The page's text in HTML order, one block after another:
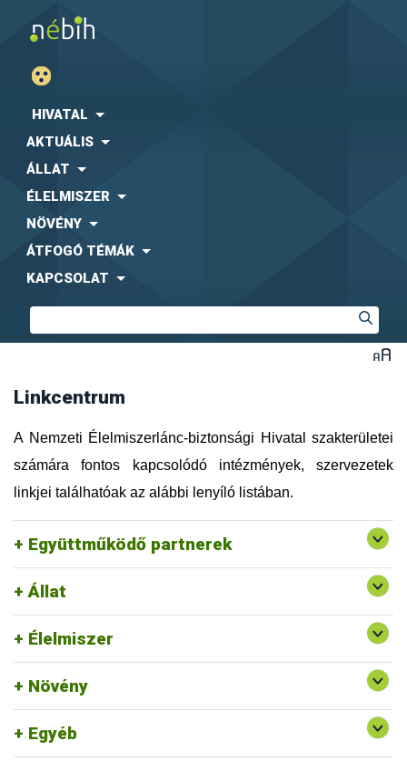
HIVATAL
AKTUÁLIS
ÁLLAT
ÉLELMISZER
NÖVÉNY
ÁTFOGÓ TÉMÁK
KAPCSOLAT
Linkcentrum
A Nemzeti Élelmiszerlánc-biztonsági Hivatal szakterületei
számára fontos kapcsolódó intézmények, szervezetek
linkjei találhatóak az alábbi lenyíló listában.
Együttműködő partnerek
Agrárgazdasági Kutató Intézet (AKI)
(FEOSZ)
Közbeszerzési Hatóság (KH)
Központi Statisztikai Hivatal (KSH)
Magyar Díszkertészek Szövetsége
Magyar Ebtartók Országos Egyesülete (MEBO)
Magyar Máltai Szeretetszolgálat
Magyar Utazási Irodák Szövetsége (MUISZ)
Nemzeti Közszolgálati Egyetem (NKE)
Intézet (OGYÉI)
Szellemi Tulajdon Nemzeti Hivatala (SZTNH)
Táplálkozás, Életmód és Testmozgás Platform
Egyesület (TÉT Platform)
Vám, Jövedéki és Adóügyi Szolgáltatók Szövetsége
(VJASZSZ)
Állat
Élelmiszer
Növény
Egyéb
Rendszerszervezési és Felügyeleti
Igazgatóság ajánlott linkjei
Egységes Nyilvántartási és Azonosítási Rendszer
Felszín Alatti Vizekért Alapítvány
Kölcsönös Megfeleltetés honlap